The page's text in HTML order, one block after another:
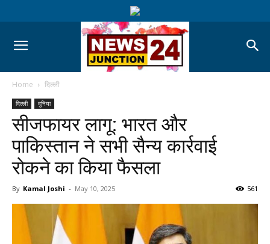
Home दिल्ली
दिल्ली दुनिया
सीजफायर लागू: भारत और
पाकिस्तान ने सभी सैन्य कार्रवाई
रोकने का किया फैसला
By Kamal Joshi - May 10, 2025 561